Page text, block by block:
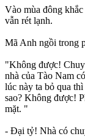
Vào mùa đông
vẫn rét lạnh.
Mã Anh ngồi trong
"Không được!
nhà của Tào Nam
lúc này ta bỏ qua
sao? Không được!
mặt. "
- Đại tỷ! Nhà có